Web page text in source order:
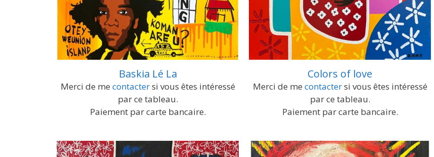
Baskia Lé La
Merci de me contactersi vous êtes intéressé
par ce tableau.
Paiement par carte bancaire.
Colors of love
Merci de me contactersi vous êtes intéressé
par ce tableau.
Paiement par carte bancaire.